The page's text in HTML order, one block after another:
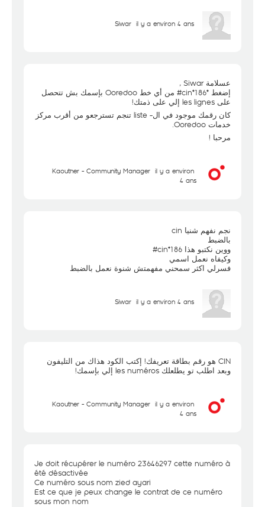
Siwar il y a environ 4 ans
عسلامة Siwar ,
إضغط *186*cin# من أي خط Ooredoo بإسمك بش تتحصل
على les lignes إلي على ذمتك!
كان رقمك موجود في ال- liste تنجم تسترجعو من أقرب مركز
خدمات Ooredoo.
مرحبا !
Kaouther - Community Manager il y a environ
4 ans
نجم نفهم شنيا cin
بالضبط
ووين نكتبو هذا 186*cin#
وكيفاه نعمل اسمي
فسرلي اكثر سمحني مفهمتش شنوة نعمل بالضبط
Siwar il y a environ 4 ans
CIN هو رقم بطاقة تعريفك! إكتب الكود هذاك من التليفون
وبعد اطلب تو يطلعلك les numéros إلي بإسمك!
Kaouther - Community Manager il y a environ
4 ans
Je doit récupérer le numéro 23646297 cette numéro à
été désactivée
Ce numéro sous nom zied ayari
Est ce que je peux change le contrat de ce numéro
sous mon nom